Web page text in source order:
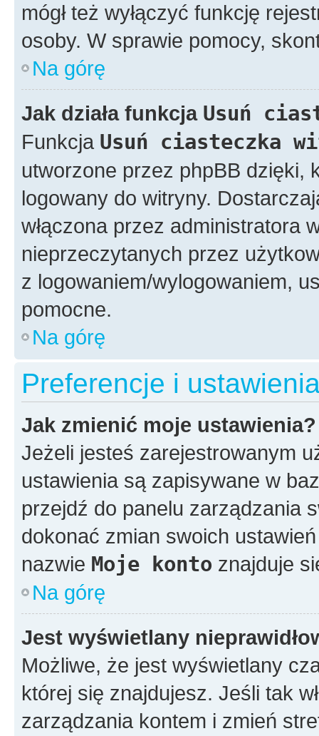
mógł też wyłączyć funkcję
osoby. W sprawie pomocy,
Na górę
Jak działa funkcja Usuń
Funkcja Usuń ciasteczka
utworzone przez phpBB dzięki,
logowany do witryny.
włączona przez administratora
nieprzeczytanych przez
z logowaniem/wylogowaniem,
pomocne.
Na górę
Preferencje i
Jak zmienić moje ustawienia?
Jeżeli jesteś zarejestrowanym
ustawienia są zapisywane w
przejdź do panelu zarządzania
dokonać zmian swoich
nazwie Moje konto znajduje
Na górę
Jest wyświetlany
Możliwe, że jest wyświetlany
której się znajdujesz. Jeśli tak
zarządzania kontem i zmień